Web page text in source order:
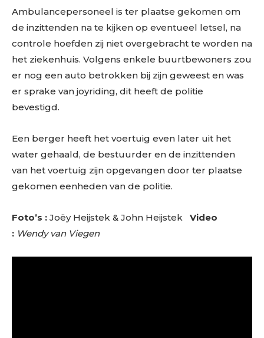
Ambulancepersoneel is ter plaatse gekomen om
de inzittenden na te kijken op eventueel letsel, na
controle hoefden zij niet overgebracht te worden na
het ziekenhuis. Volgens enkele buurtbewoners zou
er nog een auto betrokken bij zijn geweest en was
er sprake van joyriding, dit heeft de politie
bevestigd.
Een berger heeft het voertuig even later uit het
water gehaald, de bestuurder en de inzittenden
van het voertuig zijn opgevangen door ter plaatse
gekomen eenheden van de politie.
Foto’s : Joëy Heijstek & John Heijstek Video
: Wendy van Viegen